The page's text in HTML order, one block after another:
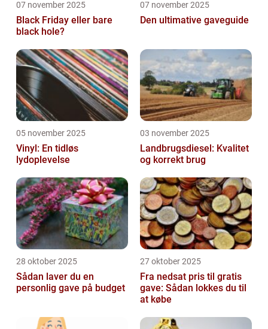
07 november 2025
Black Friday eller bare
black hole?
07 november 2025
Den ultimative gaveguide
05 november 2025
Vinyl: En tidløs
lydoplevelse
03 november 2025
Landbrugsdiesel: Kvalitet
og korrekt brug
28 oktober 2025
Sådan laver du en
personlig gave på budget
27 oktober 2025
Fra nedsat pris til gratis
gave: Sådan lokkes du til
at købe